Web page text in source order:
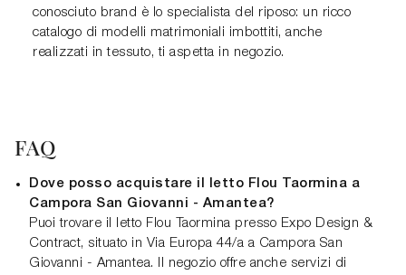
conosciuto brand è lo specialista del riposo: un ricco
catalogo di modelli matrimoniali imbottiti, anche
realizzati in tessuto, ti aspetta in negozio.
FAQ
Dove posso acquistare il letto Flou Taormina a
Campora San Giovanni - Amantea?
Puoi trovare il letto Flou Taormina presso Expo Design &
Contract, situato in Via Europa 44/a a Campora San
Giovanni - Amantea. Il negozio offre anche servizi di